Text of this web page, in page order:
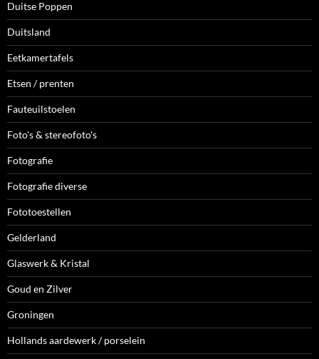
Duitse Poppen
Duitsland
Eetkamertafels
Etsen / prenten
Fauteuilstoelen
Foto's & stereofoto's
Fotografie
Fotografie diverse
Fototoestellen
Gelderland
Glaswerk & Kristal
Goud en Zilver
Groningen
Hollands aardewerk / porselein